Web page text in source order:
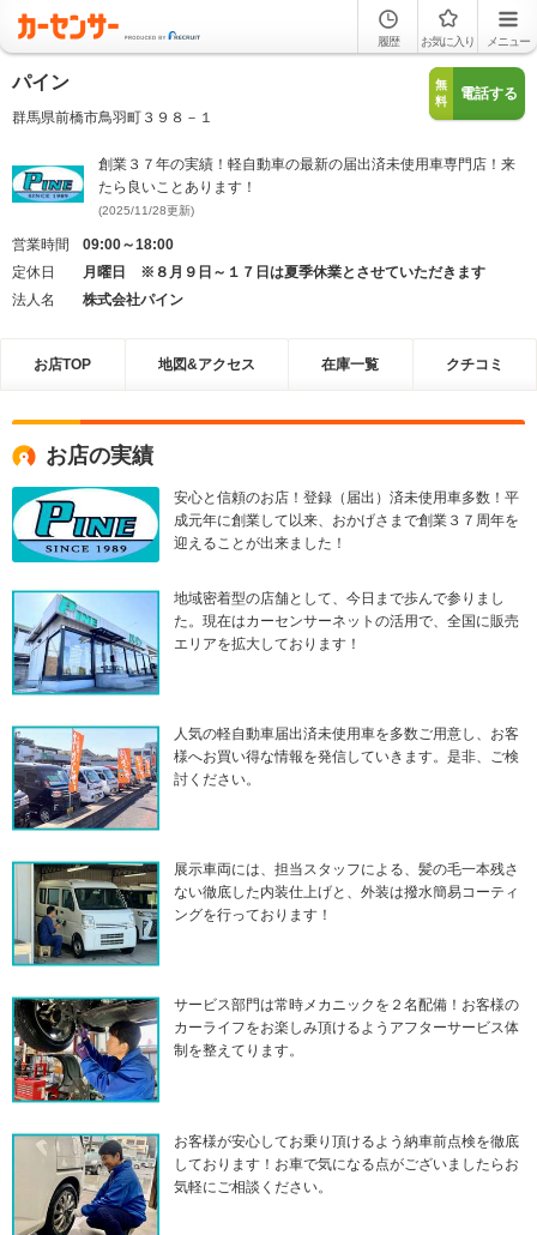
履歴 お気に入り メニュー
パイン
群馬県前橋市鳥羽町３９８－１
無
料
電話する
創業３７年の実績！軽自動車の最新の届出済未使用車専門店！来
たら良いことあります！
(2025/11/28更新)
営業時間
09:00～18:00
定休日
月曜日 ※８月９日～１７日は夏季休業とさせていただきます
法人名
株式会社パイン
お店TOP 地図&アクセス 在庫一覧 クチコミ
お店の実績
安心と信頼のお店！登録（届出）済未使用車多数！平
成元年に創業して以来、おかげさまで創業３７周年を
迎えることが出来ました！
地域密着型の店舗として、今日まで歩んで参りまし
た。現在はカーセンサーネットの活用で、全国に販売
エリアを拡大しております！
人気の軽自動車届出済未使用車を多数ご用意し、お客
様へお買い得な情報を発信していきます。是非、ご検
討ください。
展示車両には、担当スタッフによる、髪の毛一本残さ
ない徹底した内装仕上げと、外装は撥水簡易コーティ
ングを行っております！
サービス部門は常時メカニックを２名配備！お客様の
カーライフをお楽しみ頂けるようアフターサービス体
制を整えてります。
お客様が安心してお乗り頂けるよう納車前点検を徹底
しております！お車で気になる点がございましたらお
気軽にご相談ください。